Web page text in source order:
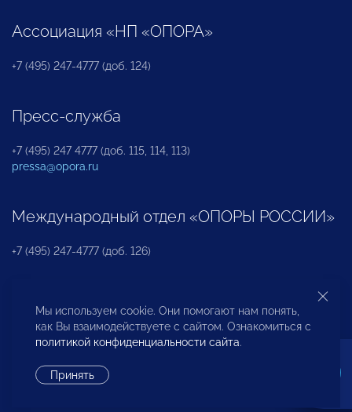
Ассоциация «НП «ОПОРА»
+7 (495) 247-4777 (доб. 124)
Пресс-служба
+7 (495) 247 4777 (доб. 115, 114, 113)
pressa@opora.ru
Международный отдел «ОПОРЫ РОССИИ»
+7 (495) 247-4777 (доб. 126)
Бюро по защите прав предпринимателей и
инвесторов
Мы используем cookie. Они помогают нам понять,
как Вы взаимодействуете с сайтом. Ознакомиться с
политикой конфиденциальности сайта.
Принять